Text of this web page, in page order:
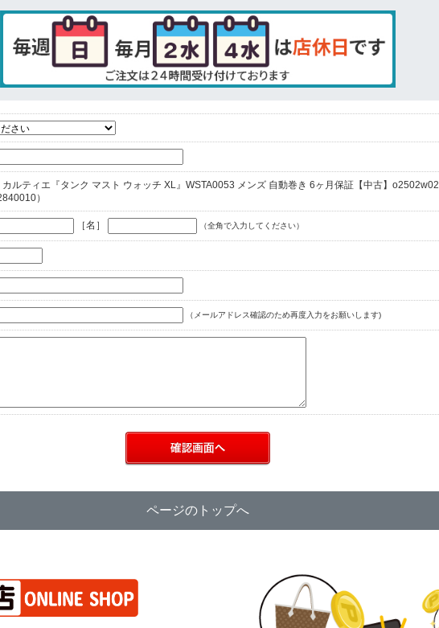
カルティエ『タンク マスト ウォッチ XL』WSTA0053 メンズ 自動巻き 6ヶ月保証【中古】o2502w02
）
［名］ （全角で入力してください）
（メールアドレス確認のため再度入力をお願いします)
ページのトップへ